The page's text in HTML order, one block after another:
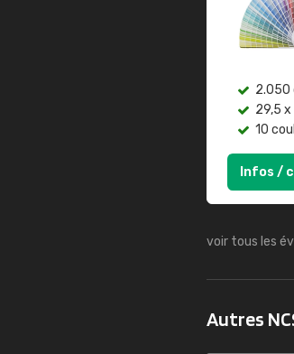
2.050
29,5
10
Infos /
voir tous les
Autres